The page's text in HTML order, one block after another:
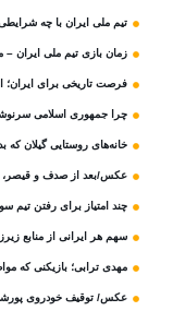
تیم ملی ایران با چه
زمان بازی تیم ملی ایران –
فرصت تاریخی برای ایران؛ از صندوق ۳۰۰ میلیارد دلاری تا بازپس
چرا جمهوری اسلامی
خانه‌های روستایی گیلان
عکس/بعد از صدف و قیصر،
چند امتیاز برای رفتن تیم سوم به
سهم هر ایرانی از منابع
مهدی ترابی؛ بازیکنی که
عکس/ توقیف خودروی